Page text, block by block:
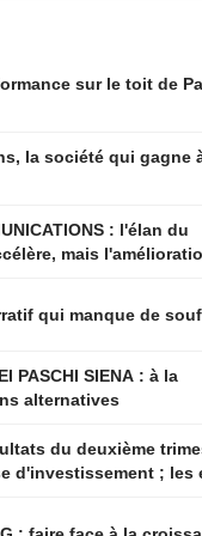
budgétaire lors
contre le "
un arrêt de la
suprême
01:34
Les États-Unis
activités dans
00:10
Le juge Alito
pour un nouveau
sur le toit de
la société qui gagne
: l'élan du
mais
: un narratif qui manque de
SIENA : à la
alternatives
d'investissement ; les